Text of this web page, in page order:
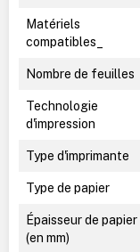
Matériels
compatibles_
Nombre de feuilles
Technologie
d'impression
Type d'imprimante
Type de papier
Épaisseur de papier
(en mm)